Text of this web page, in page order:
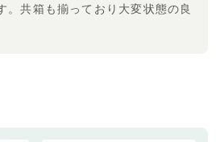
。共箱も揃っており大変状態の良